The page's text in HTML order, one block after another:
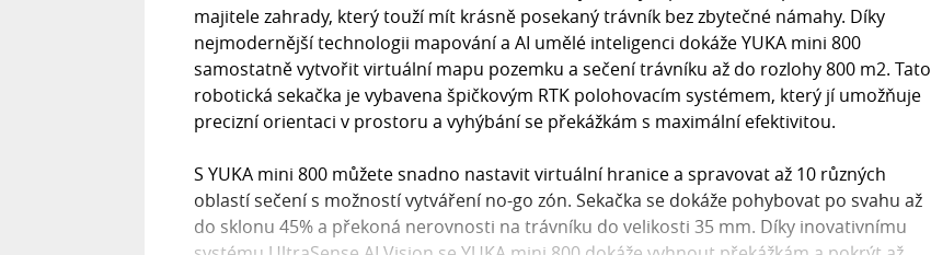
majitele zahrady, který touží mít krásně posekaný trávník bez zbytečné námahy. Díky
nejmodernější technologii mapování a AI umělé inteligenci dokáže YUKA mini 800
samostatně vytvořit virtuální mapu pozemku a sečení trávníku až do rozlohy 800 m2. Tato
robotická sekačka je vybavena špičkovým RTK polohovacím systémem, který jí umožňuje
precizní orientaci v prostoru a vyhýbání se překážkám s maximální efektivitou.
S YUKA mini 800 můžete snadno nastavit virtuální hranice a spravovat až 10 různých
oblastí sečení s možností vytváření no-go zón. Sekačka se dokáže pohybovat po svahu až
do sklonu 45% a překoná nerovnosti na trávníku do velikosti 35 mm. Díky inovativnímu